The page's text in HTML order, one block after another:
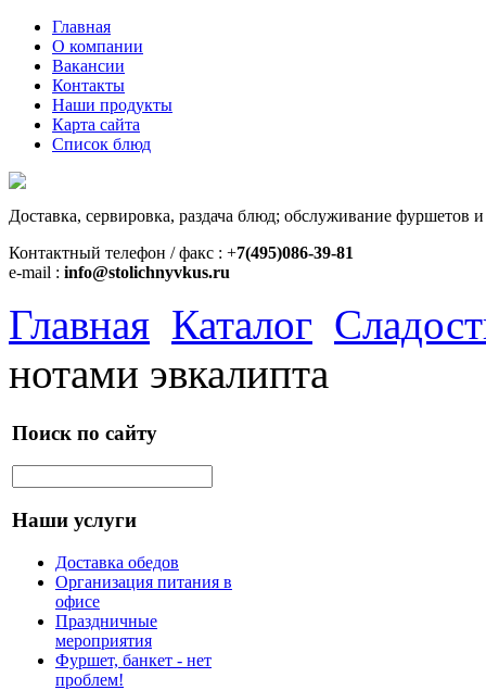
Главная
О компании
Вакансии
Контакты
Наши продукты
Карта сайта
Список блюд
Доставка, сервировка, раздача блюд; обслуживание фуршетов
Контактный телефон / факс : +7(495)086-39-81
e-mail : info@stolichnyvkus.ru
Главная Каталог
нотами эвкалипта
Поиск по сайту
Наши услуги
Доставка обедов
Организация питания в
офисе
Праздничные
мероприятия
Фуршет, банкет - нет
проблем!